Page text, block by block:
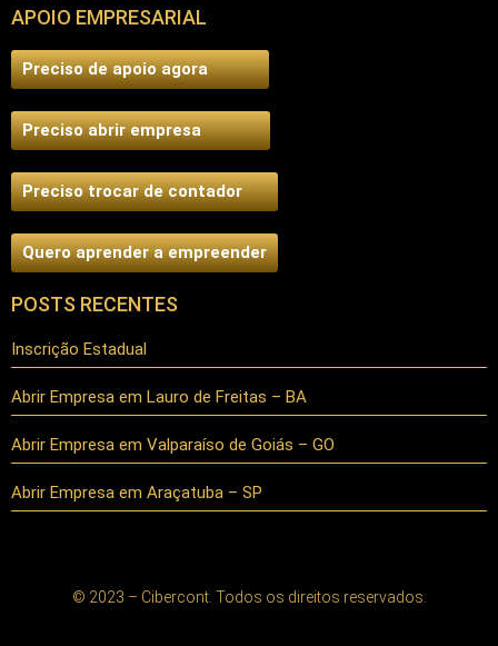
APOIO EMPRESARIAL
Preciso de apoio agora
Preciso abrir empresa
Preciso trocar de contador
Quero aprender a empreender
POSTS RECENTES
Inscrição Estadual
Abrir Empresa em Lauro de Freitas – BA
Abrir Empresa em Valparaíso de Goiás – GO
Abrir Empresa em Araçatuba – SP
© 2023 – Cibercont. Todos os direitos reservados.